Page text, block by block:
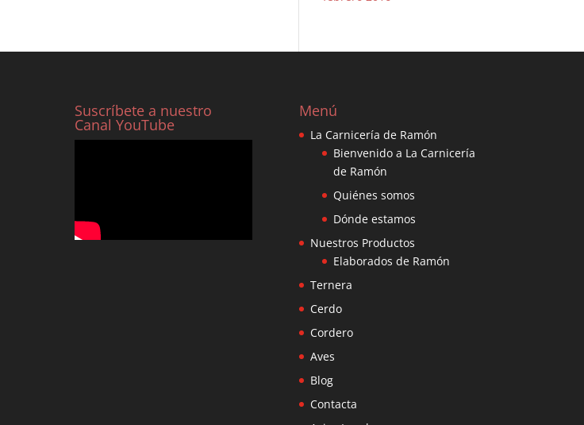
Suscríbete a nuestro
Canal YouTube
Menú
La Carnicería de Ramón
Bienvenido a La Carnicería
de Ramón
Quiénes somos
Dónde estamos
Nuestros Productos
Elaborados de Ramón
Ternera
Cerdo
Cordero
Aves
Blog
Contacta